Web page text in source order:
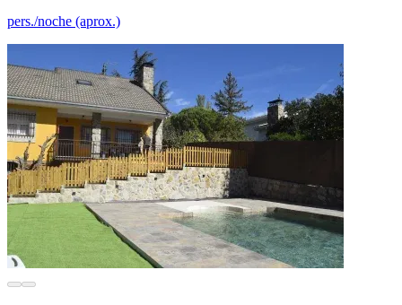
pers./noche (aprox.)